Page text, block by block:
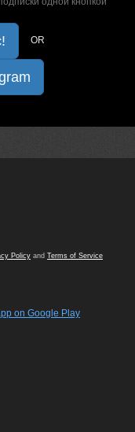
OR
Policy and Terms of Service